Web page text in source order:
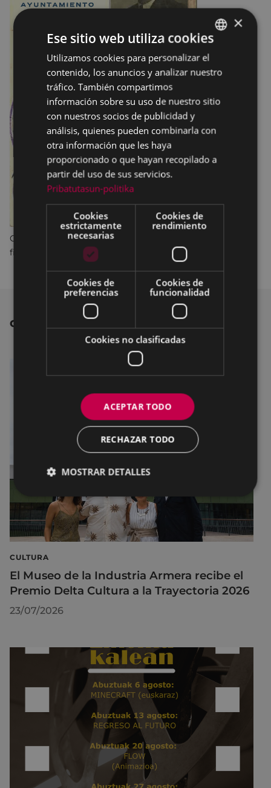
Carnet de 1934 del médico titular Isaac Saénz de Viteri,
firmado por el Alcalde Alejandro Telleria.
OTRAS NOTICIAS
CULTURA
El Museo de la Industria Armera recibe el
Premio Delta Cultura a la Trayectoria 2026
23/07/2026
BASQUE
SPANISH
×
Ese sitio web utiliza cookies
Utilizamos cookies para personalizar el
contenido, los anuncios y analizar nuestro
tráfico. También compartimos
información sobre su uso de nuestro sitio
con nuestros socios de publicidad y
análisis, quienes pueden combinarla con
otra información que les haya
proporcionado o que hayan recopilado a
partir del uso de sus servicios.
Pribatutasun-politika
Cookies
estrictamente
necesarias
Cookies de
rendimiento
Cookies de
preferencias
Cookies de
funcionalidad
Cookies no clasificadas
ACEPTAR TODO
RECHAZAR TODO
MOSTRAR DETALLES